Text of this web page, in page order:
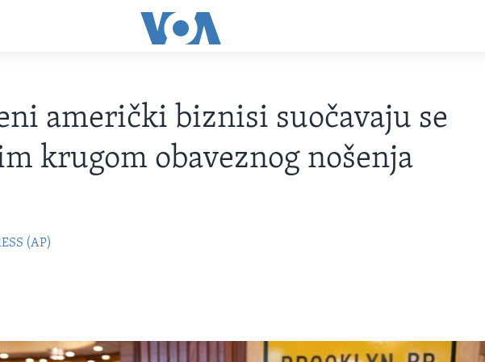
američki biznisi suočavaju se
krugom obaveznog nošenja
(AP)